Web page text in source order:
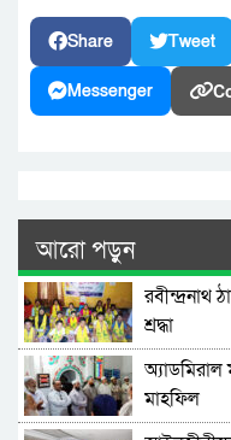
Share Tweet
Messenger
আরো পড়ুন
রবীন্দ্রনাথ
শ্রদ্ধা
মাহফিল